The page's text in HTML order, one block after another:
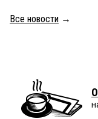
Все новости →